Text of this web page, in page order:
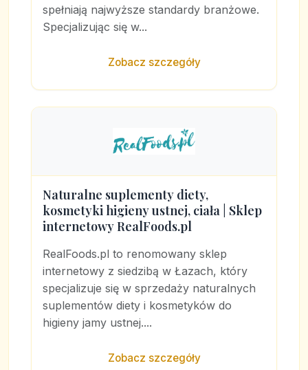
spełniają najwyższe standardy branżowe.
Specjalizując się w...
Zobacz szczegóły
Naturalne suplementy diety,
kosmetyki higieny ustnej, ciała | Sklep
internetowy RealFoods.pl
RealFoods.pl to renomowany sklep
internetowy z siedzibą w Łazach, który
specjalizuje się w sprzedaży naturalnych
suplementów diety i kosmetyków do
higieny jamy ustnej....
Zobacz szczegóły